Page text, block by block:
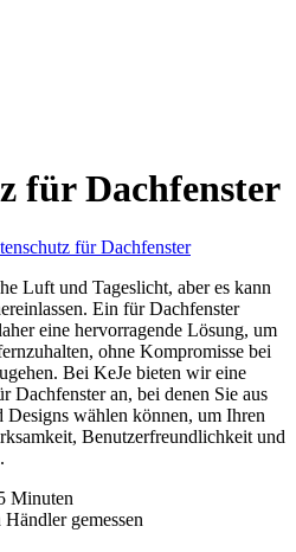
für Dachfenster
für Dachfenster
Luft und Tageslicht, aber es kann
Ein für Dachfenster
eine hervorragende Lösung, um
ohne Kompromisse bei
Bei KeJe bieten wir eine
Dachfenster an, bei denen Sie aus
Designs wählen können, um Ihren
Benutzerfreundlichkeit und
Minuten
gemessen